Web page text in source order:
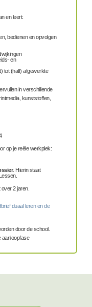
en leert:
bedienen en opvolgen
en
tot (half) afgewerkte
in verschillende
kunststoffen,
op je reële werkplek:
. Hierin staat
2 jaren.
duaal leren en de
door de school.
aanloopfase